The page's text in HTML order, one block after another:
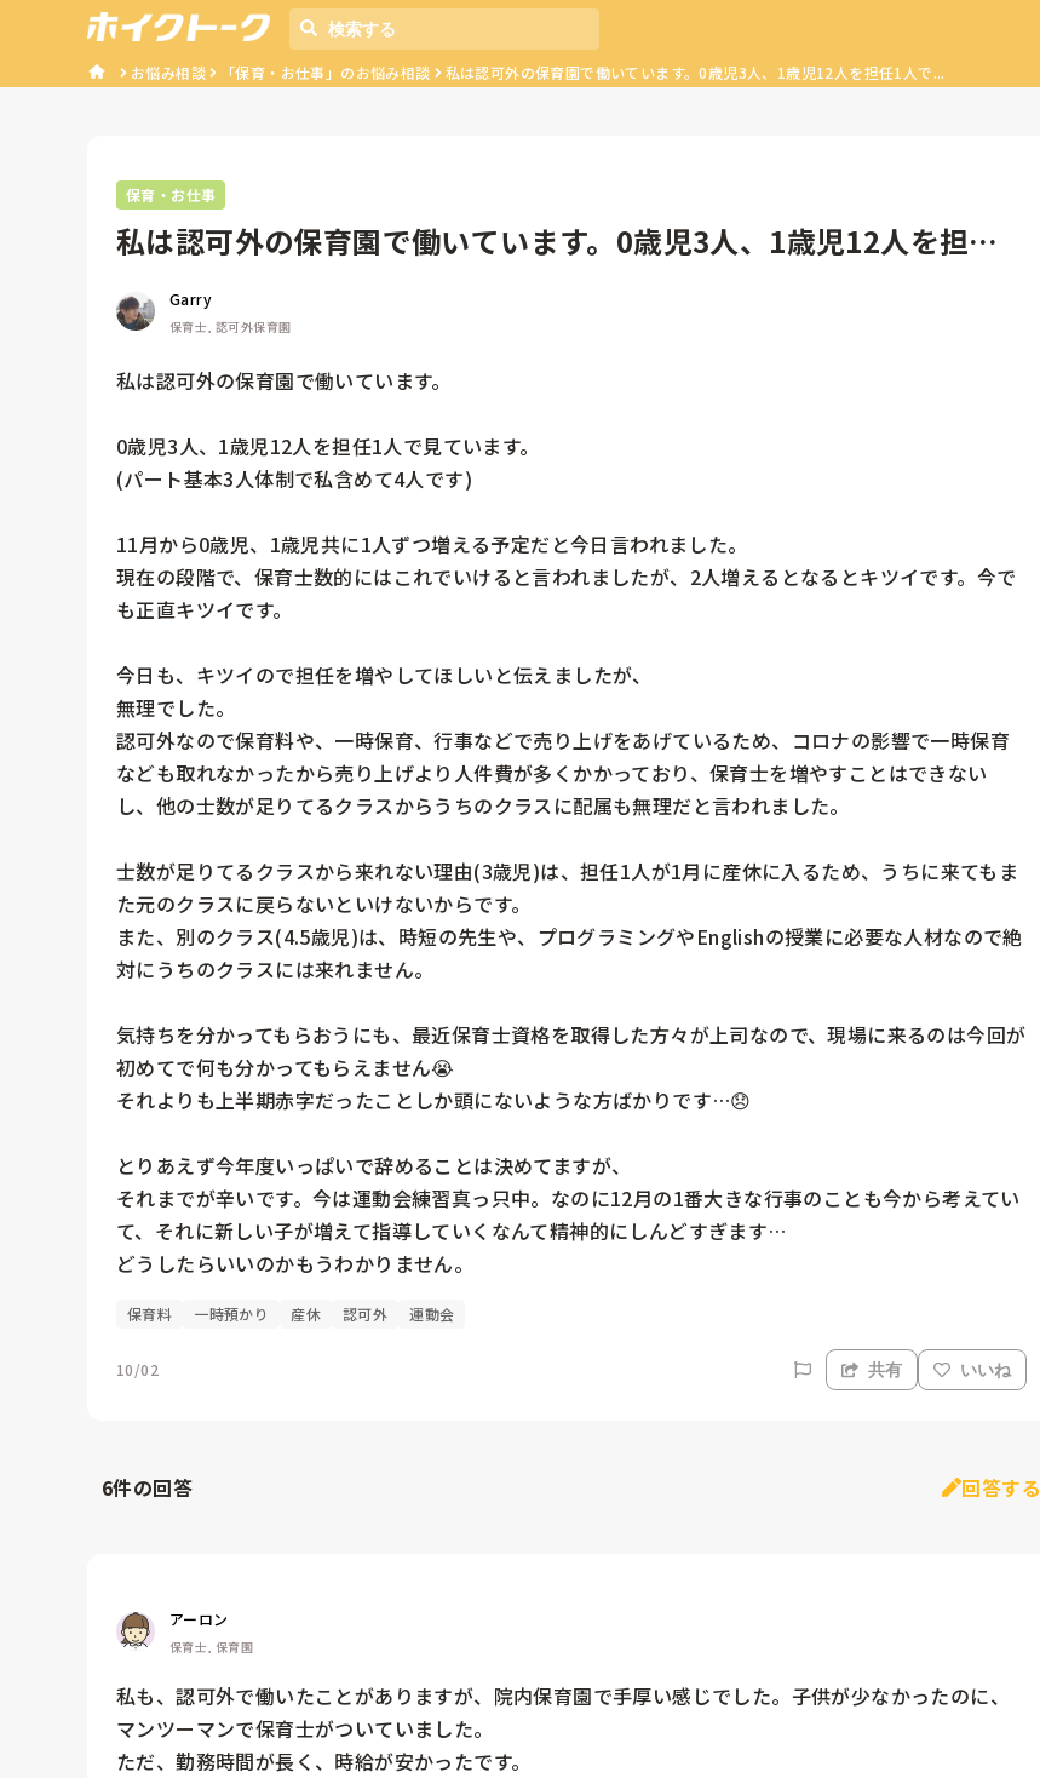
お悩み相談 「保育・お仕事」のお悩み相談 私は認可外の保育園で働いています。0歳児3人、1歳児12人を担任1人で...
保育・お仕事
私は認可外の保育園で働いています。0歳児3人、1歳児12人を担任1
Garry
保育士, 認可外保育園
私は認可外の保育園で働いています。
0歳児3人、1歳児12人を担任1人で見ています。
(パート基本3人体制で私含めて4人です)
11月から0歳児、1歳児共に1人ずつ増える予定だと今日言われました。
現在の段階で、保育士数的にはこれでいけると言われましたが、2人増えるとなるとキツイです。今で
も正直キツイです。
今日も、キツイので担任を増やしてほしいと伝えましたが、
無理でした。
認可外なので保育料や、一時保育、行事などで売り上げをあげているため、コロナの影響で一時保育
なども取れなかったから売り上げより人件費が多くかかっており、保育士を増やすことはできない
し、他の士数が足りてるクラスからうちのクラスに配属も無理だと言われました。
士数が足りてるクラスから来れない理由(3歳児)は、担任1人が1月に産休に入るため、うちに来てもま
た元のクラスに戻らないといけないからです。
また、別のクラス(4.5歳児)は、時短の先生や、プログラミングやEnglishの授業に必要な人材なので絶
対にうちのクラスには来れません。
気持ちを分かってもらおうにも、最近保育士資格を取得した方々が上司なので、現場に来るのは今回が
初めてで何も分かってもらえません😭
それよりも上半期赤字だったことしか頭にないような方ばかりです…😞
とりあえず今年度いっぱいで辞めることは決めてますが、
それまでが辛いです。今は運動会練習真っ只中。なのに12月の1番大きな行事のことも今から考えてい
て、それに新しい子が増えて指導していくなんて精神的にしんどすぎます…
どうしたらいいのかもうわかりません。
保育料 一時預かり 産休 認可外 運動会
10/02 共有 いいね
6件の回答 回答する
アーロン
保育士, 保育園
私も、認可外で働いたことがありますが、院内保育園で手厚い感じでした。子供が少なかったのに、
マンツーマンで保育士がついていました。
ただ、勤務時間が長く、時給が安かったです。